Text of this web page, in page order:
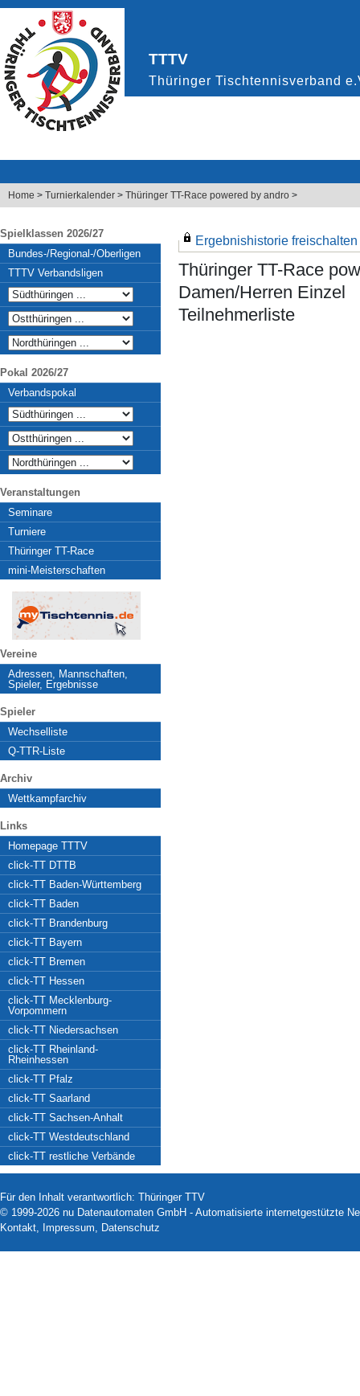
Home > Turnierkalender > Thüringer TT-Race powered by andro >
Spielklassen 2026/27
Bundes-/Regional-/Oberligen
TTTV Verbandsligen
Pokal 2026/27
Verbandspokal
Veranstaltungen
Seminare
Turniere
Thüringer TT-Race
mini-Meisterschaften
Vereine
Adressen, Mannschaften,
Spieler, Ergebnisse
Spieler
Wechselliste
Q-TTR-Liste
Archiv
Wettkampfarchiv
Links
Homepage TTTV
click-TT DTTB
click-TT Baden-Württemberg
click-TT Baden
click-TT Brandenburg
click-TT Bayern
click-TT Bremen
click-TT Hessen
click-TT Mecklenburg-
Vorpommern
click-TT Niedersachsen
click-TT Rheinland-
Rheinhessen
click-TT Pfalz
click-TT Saarland
click-TT Sachsen-Anhalt
click-TT Westdeutschland
click-TT restliche Verbände
Ergebnishistorie freischalten
Thüringer TT-Race
Damen/Herren Einzel
Teilnehmerliste
Für den Inhalt verantwortlich: Thüringer TTV
© 1999-2026 nu Datenautomaten GmbH - Automatisierte internetgestützte
Kontakt, Impressum, Datenschutz